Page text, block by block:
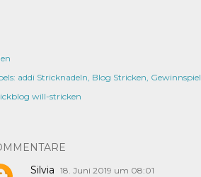
addi Stricknadeln Blog Stricken Gewinnspiel
will-stricken
Silvia 18. Juni 2019 um 08:01